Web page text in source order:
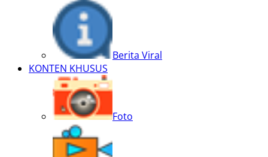
Berita Viral
KONTEN KHUSUS
Foto